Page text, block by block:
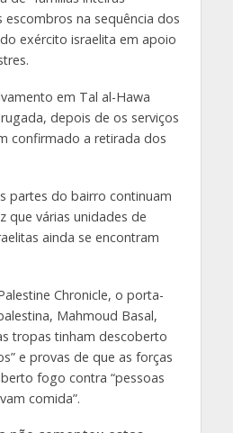
escombros na sequência dos
exército israelita em apoio
em Tal al-Hawa
depois de os serviços
confirmado a retirada dos
partes do bairro continuam
que várias unidades de
ainda se encontram
Chronicle, o porta-
Mahmoud Basal,
tropas tinham descoberto
e provas de que as forças
fogo contra “pessoas
comida”.